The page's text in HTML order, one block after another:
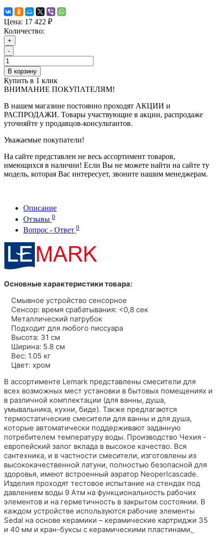
Цена: 17 422 ₽
Количество:
+
-
В корзину
Купить в 1 клик
ВНИМАНИЕ ПОКУПАТЕЛЯМ!
В нашем магазине постоянно проходят АКЦИИ и
РАСПРОДАЖИ. Товары участвующие в акции, распродаже
уточняйте у продавцов-консультантов.
Уважаемые покупатели!
На сайте представлен не весь ассортимент товаров,
имеющихся в наличии! Если Вы не можете найти на сайте ту
модель, которая Вас интересует, звоните нашим менеджерам.
Описание
Отзывы 0
Вопрос - Ответ 0
Основные характеристики товара:
Смывное устройство сенсорное
Сенсор: время срабатывания: <0,8 сек
Металлический патрубок
Подходит для любого писсуара
Высота: 31 см
Ширина: 5.8 см
Вес: 1.05 кг
Цвет: хром
В ассортименте Lemark представлены смесители для
всех возможных мест установки в бытовых помещениях и
в различной комплектации (для ванны, душа,
умывальника, кухни, биде). Также предлагаются
термостатические смесители для ванны и для душа,
которые автоматически поддерживают заданную
потребителем температуру воды. Производство Чехия -
европейский залог вклада в высокое качество. Вся
сантехника, и в частности смесители, изготовлены из
высококачественной латуни, полностью безопасной для
здоровья, имеют встроенный аэратор Neoperlcascade.
Изделия проходят тестовое испытание на стендах под
давлением воды 9 Атм на функциональность рабочих
элементов и на герметичность в закрытом состоянии. В
каждом устройстве используются рабочие элементы
Sedal на основе керамики – керамические картриджи 35
и 40 мм и кран-буксы с керамическими пластинами.